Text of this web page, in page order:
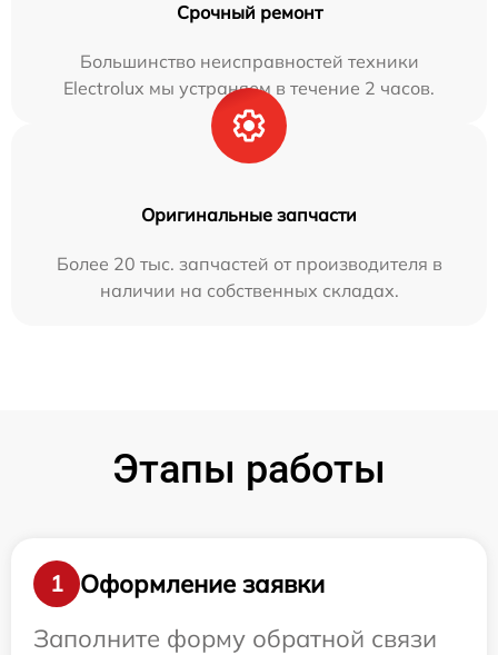
Срочный ремонт
Большинство неисправностей техники
Electrolux мы устраняем в течение 2 часов.
Оригинальные запчасти
Более 20 тыс. запчастей от производителя в
наличии на собственных складах.
Этапы работы
1
Оформление заявки
Заполните форму обратной связи